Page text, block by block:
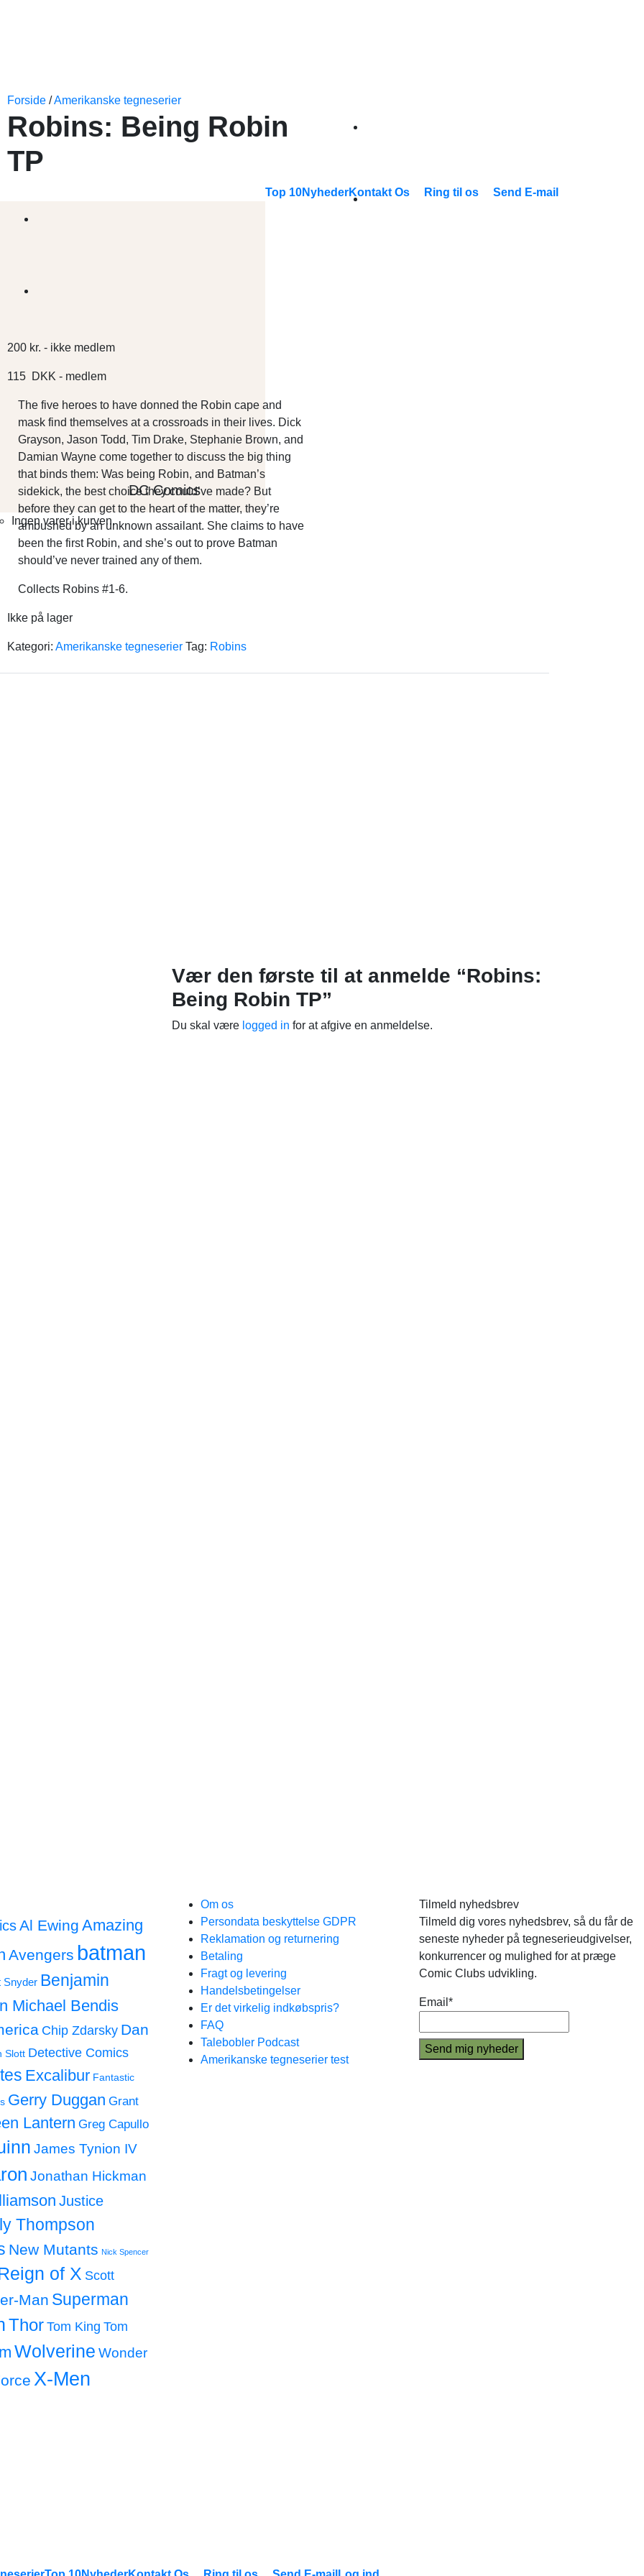
DC Comics
Top 10NyhederKontakt Os Ring til os Send E-mail
Ingen varer i kurven.
Forside /Amerikanske tegneserier
Robins: Being Robin
TP
200 kr. - ikke medlem
115 DKK - medlem
The five heroes to have donned the Robin cape and
mask find themselves at a crossroads in their lives. Dick
Grayson, Jason Todd, Tim Drake, Stephanie Brown, and
Damian Wayne come together to discuss the big thing
that binds them: Was being Robin, and Batman’s
sidekick, the best choice they could’ve made? But
before they can get to the heart of the matter, they’re
ambushed by an unknown assailant. She claims to have
been the first Robin, and she’s out to prove Batman
should’ve never trained any of them.
Collects Robins #1-6.
Ikke på lager
Kategori: Amerikanske tegneserier Tag: Robins
Vær den første til at anmelde “Robins:
Being Robin TP”
Du skal være logged in for at afgive en anmeldelse.
Al Ewing Amazing
Avengers batman
Snyder Benjamin
Michael Bendis
Chip Zdarsky Dan
Slott Detective Comics
Excalibur Fantastic
Gerry Duggan Grant
Lantern Greg Capullo
James Tynion IV
Jonathan Hickman
Justice
Thompson
New Mutants Nick Spencer
of X Scott
Man Superman
Thor Tom King Tom
Wolverine Wonder
X-Men
Om os
Persondata beskyttelse GDPR
Reklamation og returnering
Betaling
Fragt og levering
Handelsbetingelser
Er det virkelig indkøbspris?
FAQ
Talebobler Podcast
Amerikanske tegneserier test
Tilmeld nyhedsbrev
Tilmeld dig vores nyhedsbrev, så du får de
seneste nyheder på tegneserieudgivelser,
konkurrencer og mulighed for at præge
Comic Clubs udvikling.
Email*